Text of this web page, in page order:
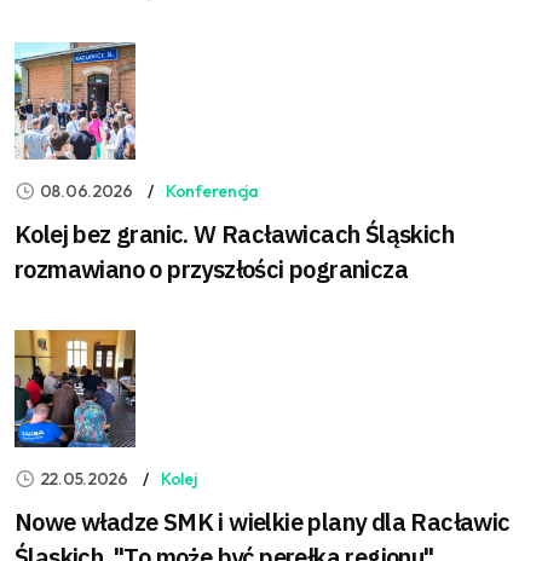
08.06.2026 Konferencja
Kolej bez granic. W Racławicach Śląskich
rozmawiano o przyszłości pogranicza
22.05.2026 Kolej
Nowe władze SMK i wielkie plany dla Racławic